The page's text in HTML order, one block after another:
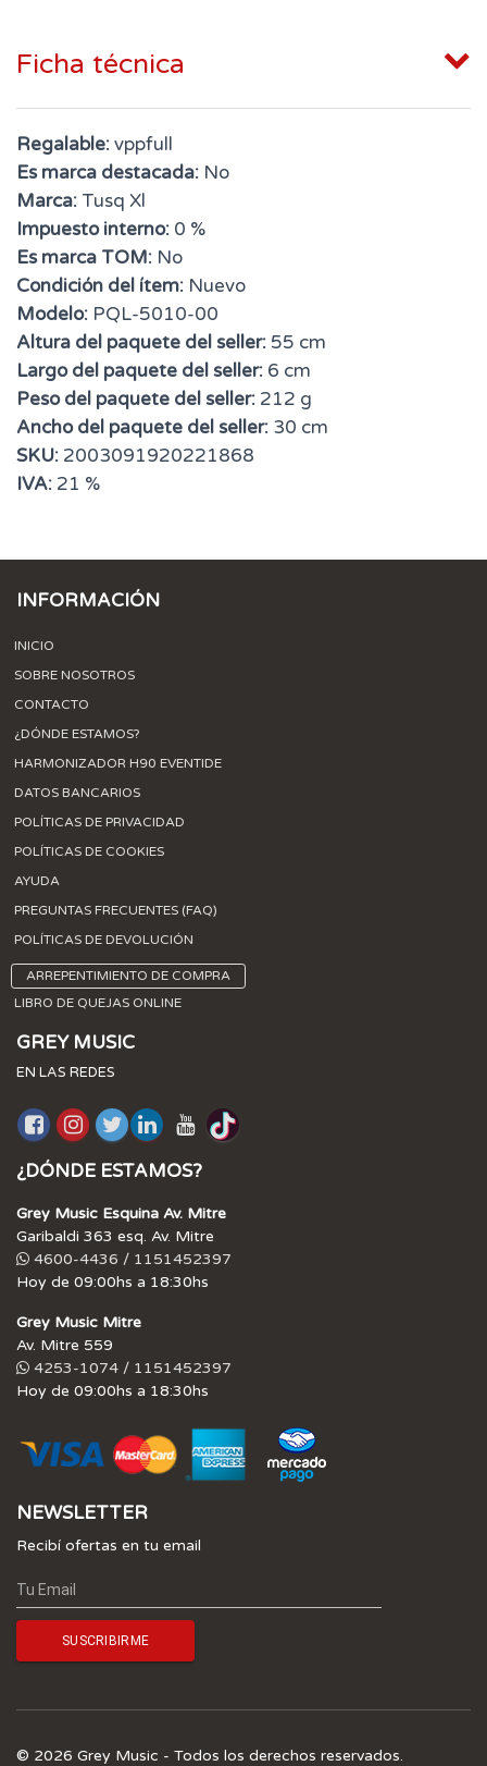
Ficha técnica
Regalable:vppfull
Es marca destacada: No
Marca: Tusq Xl
Impuesto interno: 0 %
Es marca TOM: No
Condición del ítem: Nuevo
Modelo: PQL-5010-00
Altura del paquete del seller: 55 cm
Largo del paquete del seller: 6 cm
Peso del paquete del seller: 212 g
Ancho del paquete del seller: 30 cm
SKU: 2003091920221868
IVA: 21 %
INFORMACIÓN
INICIO
SOBRE NOSOTROS
CONTACTO
¿DÓNDE ESTAMOS?
HARMONIZADOR H90 EVENTIDE
DATOS BANCARIOS
POLÍTICAS DE PRIVACIDAD
POLÍTICAS DE COOKIES
AYUDA
PREGUNTAS FRECUENTES (FAQ)
POLÍTICAS DE DEVOLUCIÓN
ARREPENTIMIENTO DE COMPRA
LIBRO DE QUEJAS ONLINE
GREY MUSIC
EN LAS REDES
¿DÓNDE ESTAMOS?
Grey Music Esquina Av. Mitre
Garibaldi 363 esq. Av. Mitre
4600-4436 / 1151452397
Hoy de 09:00hs a 18:30hs
Grey Music Mitre
Av. Mitre 559
4253-1074 / 1151452397
Hoy de 09:00hs a 18:30hs
NEWSLETTER
Recibí ofertas en tu email
© 2026 Grey Music - Todos los derechos reservados.